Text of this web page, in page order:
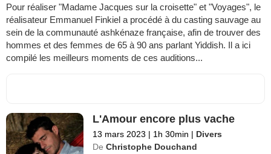
Pour réaliser "Madame Jacques sur la croisette" et "Voyages", le
réalisateur Emmanuel Finkiel a procédé à du casting sauvage au
sein de la communauté ashkénaze française, afin de trouver des
hommes et des femmes de 65 à 90 ans parlant Yiddish. Il a ici
compilé les meilleurs moments de ces auditions...
L'Amour encore plus vache
13 mars 2023 | 1h 30min | Divers
De Christophe Douchand